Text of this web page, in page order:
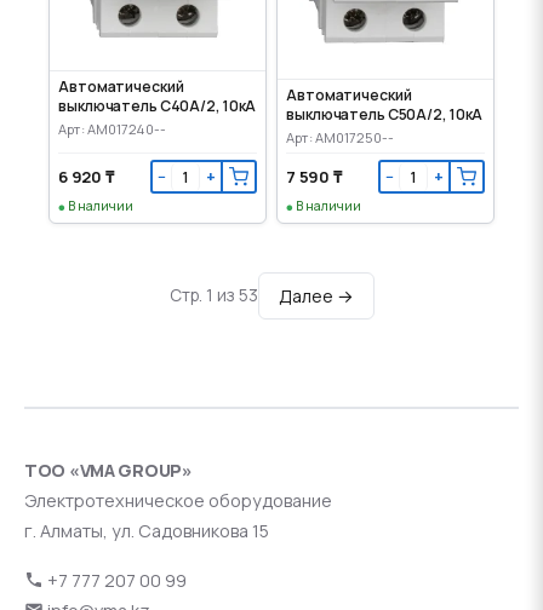
Автоматический
выключатель C40А/2, 10кА
Арт: AM017240--
6 920 ₸ − +
В наличии
Автоматический
выключатель C50А/2, 10кА
Арт: AM017250--
7 590 ₸ − +
В наличии
Стр. 1 из 53 Далее →
ТОО «VMA GROUP»
Электротехническое оборудование
г. Алматы, ул. Садовникова 15
+7 777 207 00 99